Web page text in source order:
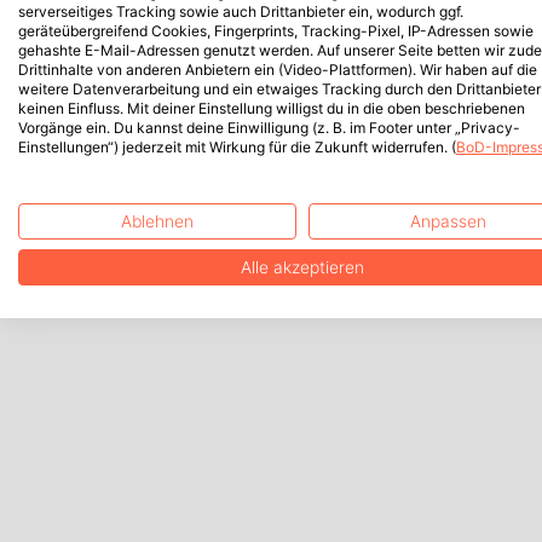
serverseitiges Tracking sowie auch Drittanbieter ein, wodurch ggf.
geräteübergreifend Cookies, Fingerprints, Tracking-Pixel, IP-Adressen sowie
gehashte E-Mail-Adressen genutzt werden. Auf unserer Seite betten wir
Drittinhalte von anderen Anbietern ein (Video-Plattformen). Wir haben auf die
weitere Datenverarbeitung und ein etwaiges Tracking durch den Drittanbieter
keinen Einfluss. Mit deiner Einstellung willigst du in die oben beschriebenen
Vorgänge ein. Du kannst deine Einwilligung (z. B. im Footer unter „Privacy-
Einstellungen“) jederzeit mit Wirkung für die Zukunft widerrufen. (BoD-
Ablehnen Anpassen
Alle akzeptieren